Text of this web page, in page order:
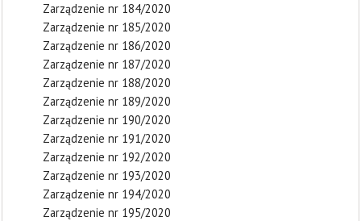
Zarządzenie nr 184/2020
Zarządzenie nr 185/2020
Zarządzenie nr 186/2020
Zarządzenie nr 187/2020
Zarządzenie nr 188/2020
Zarządzenie nr 189/2020
Zarządzenie nr 190/2020
Zarządzenie nr 191/2020
Zarządzenie nr 192/2020
Zarządzenie nr 193/2020
Zarządzenie nr 194/2020
Zarządzenie nr 195/2020